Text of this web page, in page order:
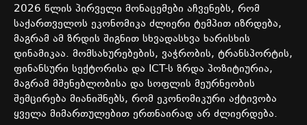
2026 წლის პირველი მონაცემები აჩვენებს, რომ
საქართველოს ეკონომიკა ძლიერი ტემპით იზრდება,
მაგრამ ამ ზრდის შიგნით სხვადასხვა ხარისხის
დინამიკაა. მომსახურებების, ვაჭრობის, ტრანსპორტის,
ფინანსური სექტორისა და ICT-ს ზრდა პოზიტიურია,
მაგრამ მშენებლობისა და სოფლის მეურნეობის
შემცირება მიანიშნებს, რომ ეკონომიკური აქტივობა
ყველა მიმართულებით ერთნაირად არ ძლიერდება.